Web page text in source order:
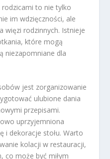
rodzicami to nie tylko
im wdzięczności, ale
więzi rodzinnych. Istnieje
które mogą
niezapomniane dla
jest zorganizowanie
ulubione dania
przepisami.
uprzyjemniona
i dekoracje stołu. Warto
kolacji w restauracji,
co może być miłym